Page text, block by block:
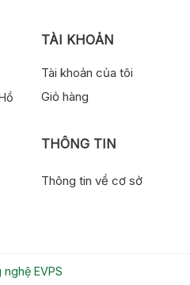
TÀI KHOẢN
Tài khoản của tôi
Giỏ hàng
THÔNG TIN
Thông tin về cơ sở
EVPS